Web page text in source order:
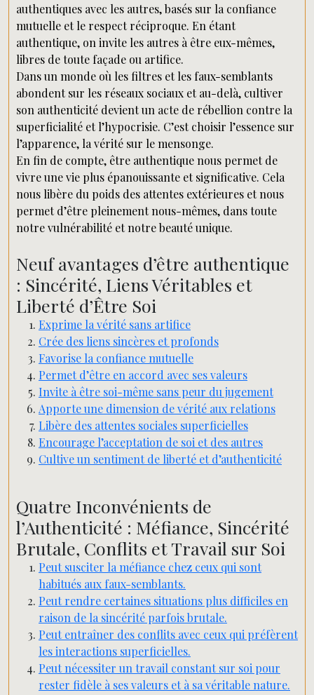
authentiques avec les autres, basés sur la confiance
mutuelle et le respect réciproque. En étant
authentique, on invite les autres à être eux-mêmes,
libres de toute façade ou artifice.
Dans un monde où les filtres et les faux-semblants
abondent sur les réseaux sociaux et au-delà, cultiver
son authenticité devient un acte de rébellion contre la
superficialité et l’hypocrisie. C’est choisir l’essence sur
l’apparence, la vérité sur le mensonge.
En fin de compte, être authentique nous permet de
vivre une vie plus épanouissante et significative. Cela
nous libère du poids des attentes extérieures et nous
permet d’être pleinement nous-mêmes, dans toute
notre vulnérabilité et notre beauté unique.
Neuf avantages d’être authentique
: Sincérité, Liens Véritables et
Liberté d’Être Soi
Exprime la vérité sans artifice
Crée des liens sincères et profonds
Favorise la confiance mutuelle
Permet d’être en accord avec ses valeurs
Invite à être soi-même sans peur du jugement
Apporte une dimension de vérité aux relations
Libère des attentes sociales superficielles
Encourage l’acceptation de soi et des autres
Cultive un sentiment de liberté et d’authenticité
Quatre Inconvénients de
l’Authenticité : Méfiance, Sincérité
Brutale, Conflits et Travail sur Soi
Peut susciter la méfiance chez ceux qui sont
habitués aux faux-semblants.
Peut rendre certaines situations plus difficiles en
raison de la sincérité parfois brutale.
Peut entraîner des conflits avec ceux qui préfèrent
les interactions superficielles.
Peut nécessiter un travail constant sur soi pour
rester fidèle à ses valeurs et à sa véritable nature.